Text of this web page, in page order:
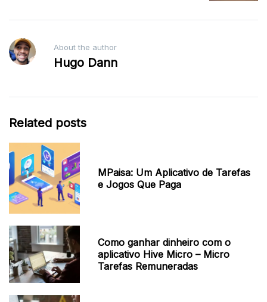
About the author
Hugo Dann
Related posts
MPaisa: Um Aplicativo de Tarefas
e Jogos Que Paga
Como ganhar dinheiro com o
aplicativo Hive Micro – Micro
Tarefas Remuneradas